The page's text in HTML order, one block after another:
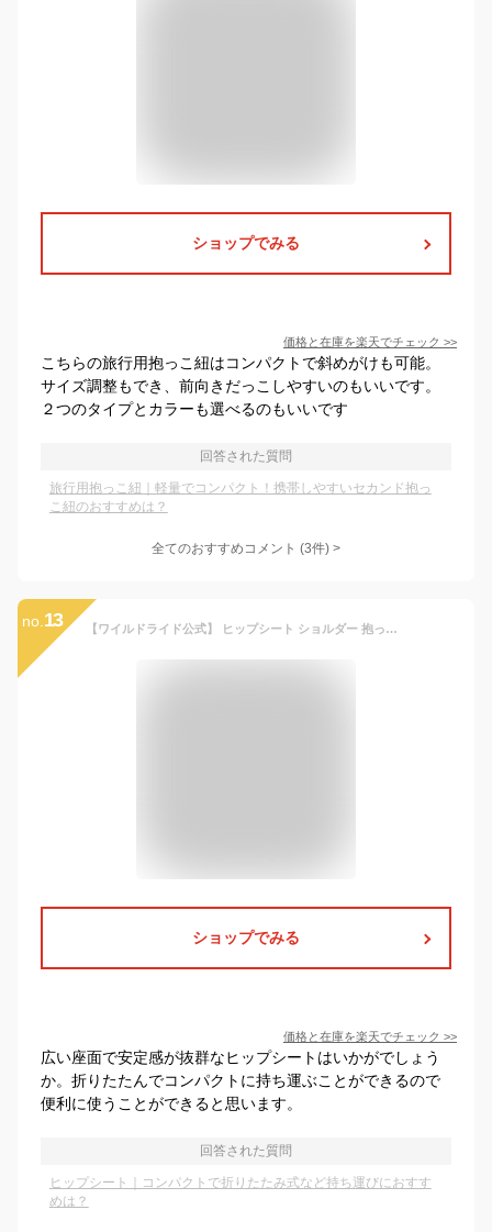
ショップでみる
価格と在庫を楽天でチェック >>
こちらの旅行用抱っこ紐はコンパクトで斜めがけも可能。
サイズ調整もでき、前向きだっこしやすいのもいいです。
２つのタイプとカラーも選べるのもいいです
回答された質問
旅行用抱っこ紐｜軽量でコンパクト！携帯しやすいセカンド抱っ
こ紐のおすすめは？
全てのおすすめコメント (3件) >
no. 13 【ワイルドライド公式】 ヒップシート ショルダー 抱っこ紐 20kg 抱っこ セカンド コンパクト 安全ベルト 4歳 3歳 スリング 折りたたみ ベビーキャリア 抱っこひも ベビースリング 片手抱っこ お出かけ 旅行 オシャレ WILD RIDE
ショップでみる
価格と在庫を楽天でチェック >>
広い座面で安定感が抜群なヒップシートはいかがでしょう
か。折りたたんでコンパクトに持ち運ぶことができるので
便利に使うことができると思います。
回答された質問
ヒップシート｜コンパクトで折りたたみ式など持ち運びにおすす
めは？